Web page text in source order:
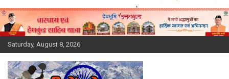
Skip
to
content
Saturday, August 8, 2026